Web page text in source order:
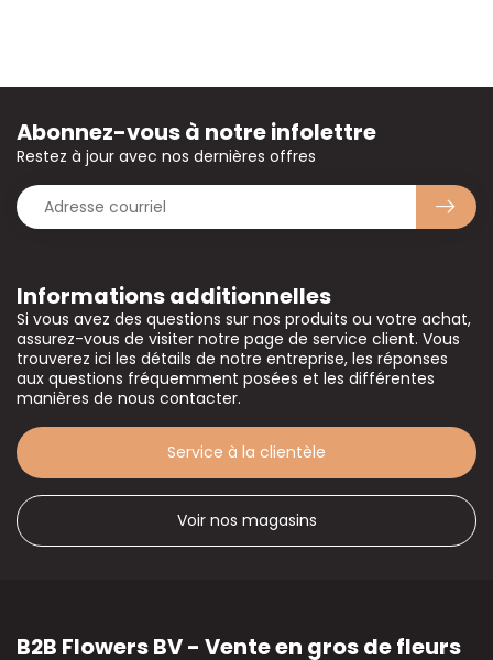
Informations additionnelles
Si vous avez des questions sur nos produits ou votre achat,
assurez-vous de visiter notre page de service client. Vous
trouverez ici les détails de notre entreprise, les réponses
aux questions fréquemment posées et les différentes
manières de nous contacter.
Service à la clientèle
Voir nos magasins
Abonnez-vous à notre infolettre
Restez à jour avec nos dernières offres
B2B Flowers BV - Vente en gros de fleurs